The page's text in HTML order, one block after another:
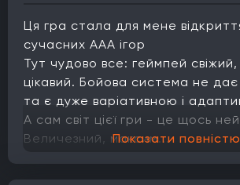
Ця гра стала для мене
сучасних AAA ігор
Тут чудово все: геймпей
цікавий. Бойова система не дає
та є дуже варіативною і
А сам світ цієї гри - це щось
Величезний, максим...Показати повністю